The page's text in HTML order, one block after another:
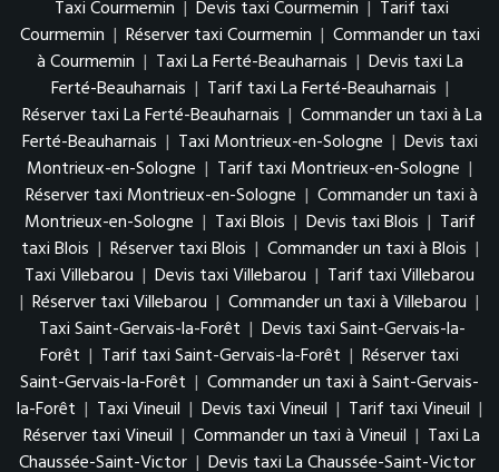
Taxi Courmemin | Devis taxi Courmemin | Tarif taxi
Courmemin | Réserver taxi Courmemin | Commander un taxi
à Courmemin | Taxi La Ferté-Beauharnais | Devis taxi La
Ferté-Beauharnais | Tarif taxi La Ferté-Beauharnais |
Réserver taxi La Ferté-Beauharnais | Commander un taxi à La
Ferté-Beauharnais | Taxi Montrieux-en-Sologne | Devis taxi
Montrieux-en-Sologne | Tarif taxi Montrieux-en-Sologne |
Réserver taxi Montrieux-en-Sologne | Commander un taxi à
Montrieux-en-Sologne | Taxi Blois | Devis taxi Blois | Tarif
taxi Blois | Réserver taxi Blois | Commander un taxi à Blois |
Taxi Villebarou | Devis taxi Villebarou | Tarif taxi Villebarou
| Réserver taxi Villebarou | Commander un taxi à Villebarou |
Taxi Saint-Gervais-la-Forêt | Devis taxi Saint-Gervais-la-
Forêt | Tarif taxi Saint-Gervais-la-Forêt | Réserver taxi
Saint-Gervais-la-Forêt | Commander un taxi à Saint-Gervais-
la-Forêt | Taxi Vineuil | Devis taxi Vineuil | Tarif taxi Vineuil |
Réserver taxi Vineuil | Commander un taxi à Vineuil | Taxi La
Chaussée-Saint-Victor | Devis taxi La Chaussée-Saint-Victor